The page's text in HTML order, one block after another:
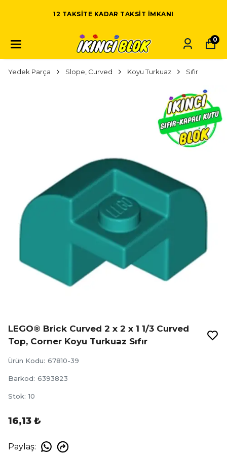
12 TAKSITE KADAR TAKSIT IMKANI
0
Yedek Parça Slope, Curved Koyu Turkuaz Sıfır
LEGO® Brick Curved 2 x 2 x 1 1/3 Curved
Top, Corner Koyu Turkuaz Sıfır
Ürün Kodu: 67810-39
Barkod: 6393823
Stok: 10
16,13 ₺
Paylaş: